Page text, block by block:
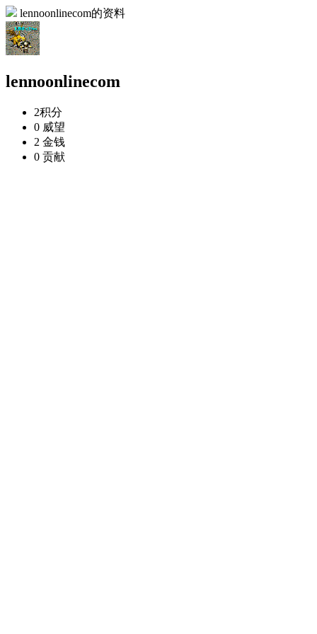
lennoonlinecom的资料
lennoonlinecom
2积分
0 威望
2 金钱
0 贡献